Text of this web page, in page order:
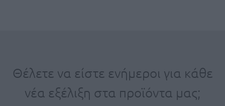
Θέλετε να είστε ενήμεροι για κάθε
νέα εξέλιξη στα προϊόντα μας;